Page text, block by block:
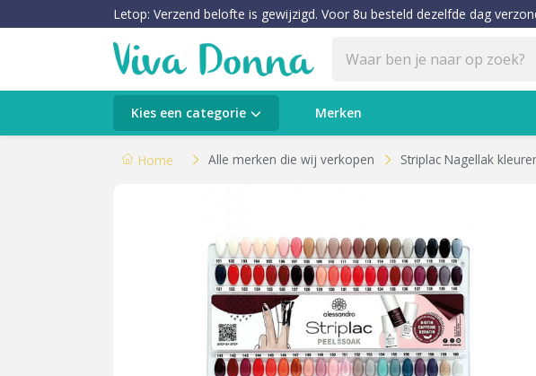
Letop: Verzend belofte is gewijzigd. Voor 8u besteld dezelfde dag
Kies een categorie Merken
Categorieën
Verzorging
Huidtypes & Huidcondities
Baby & Kids
Voeding & Gezondheid
Home Alle merken die wij verkopen Striplac Nagellak